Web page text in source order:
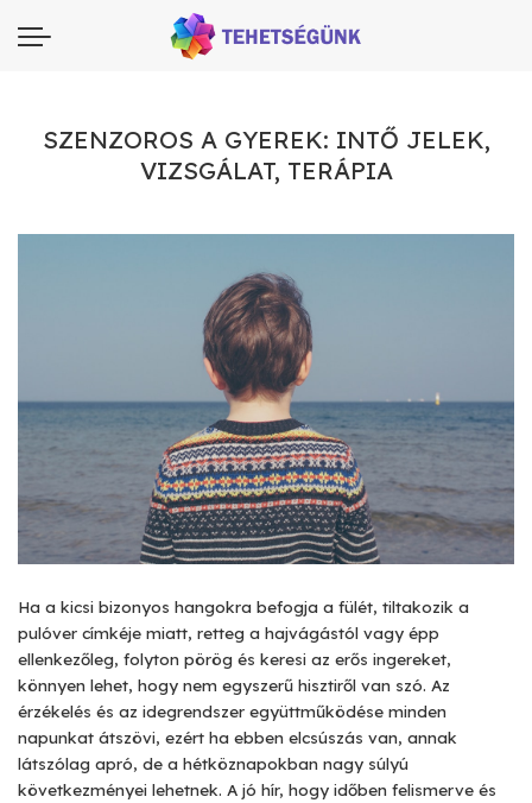
SZENZOROS A GYEREK: INTŐ JELEK,
VIZSGÁLAT, TERÁPIA
Ha a kicsi bizonyos hangokra befogja a fülét, tiltakozik a
pulóver címkéje miatt, retteg a hajvágástól vagy épp
ellenkezőleg, folyton pörög és keresi az erős ingereket,
könnyen lehet, hogy nem egyszerű hisztiről van szó. Az
érzékelés és az idegrendszer együttműködése minden
napunkat átszövi, ezért ha ebben elcsúszás van, annak
látszólag apró, de a hétköznapokban nagy súlyú
következményei lehetnek. A jó hír, hogy időben felismerve és